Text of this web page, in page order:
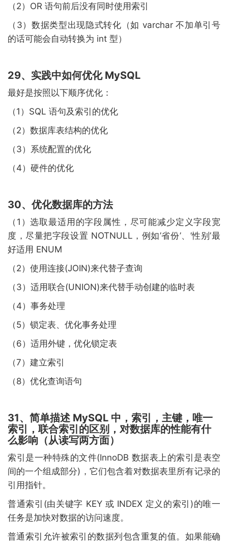
（2）OR 语句前后没有同时使用索引
（3）数据类型出现隐式转化（如 varchar 不加单引号
的话可能会自动转换为 int 型）
29、实践中如何优化 MySQL
最好是按照以下顺序优化：
（1）SQL 语句及索引的优化
（2）数据库表结构的优化
（3）系统配置的优化
（4）硬件的优化
30、优化数据库的方法
（1）选取最适用的字段属性，尽可能减少定义字段宽
度，尽量把字段设置 NOTNULL，例如’省份’、’性别’最
好适用 ENUM
（2）使用连接(JOIN)来代替子查询
（3）适用联合(UNION)来代替手动创建的临时表
（4）事务处理
（5）锁定表、优化事务处理
（6）适用外键，优化锁定表
（7）建立索引
（8）优化查询语句
31、简单描述 MySQL 中，索引，主键，唯一
索引，联合索引的区别，对数据库的性能有什
么影响（从读写两方面）
索引是一种特殊的文件(InnoDB 数据表上的索引是表空
间的一个组成部分)，它们包含着对数据表里所有记录的
引用指针。
普通索引(由关键字 KEY 或 INDEX 定义的索引)的唯一
任务是加快对数据的访问速度。
普通索引允许被索引的数据列包含重复的值。如果能确